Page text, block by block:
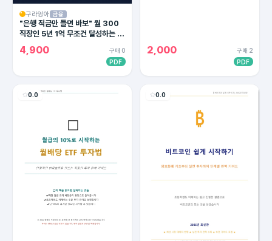
구라엉아 금융
"은행 적금만 들면 바보" 월 300
직장인 5년 1억 무조건 달성하는 4
대 통장 세팅법 (2026 최신판)
4,900
구매 0
PDF
2,000
구매 2
PDF
0.0 0.0